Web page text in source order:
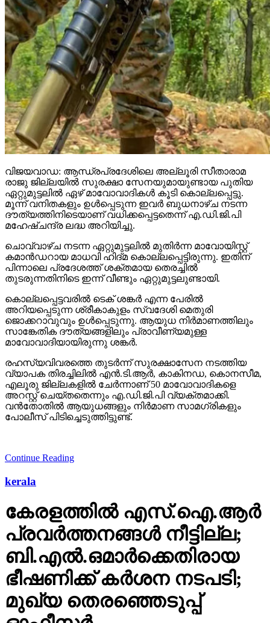
വിജയവാഡ: ആന്ധ്രപ്രദേശിലെ അല്ലൂരി സീതാരാമ
രാജു ജില്ലയില്‍ സുരക്ഷാ സേനയുമായുണ്ടായ പുതിയ
ഏറ്റുമുട്ടലില്‍ ഏഴ് മാവോവാദികള്‍ കൂടി കൊല്ലപ്പെട്ടു.
മൂന്ന് വനിതകളും ഉള്‍പ്പെടുന്ന ഇവര്‍ ബുധനാഴ്ച നടന്ന
ദൗത്യത്തിനിടെയാണ് വധിക്കപ്പെട്ടതെന്ന് എ.ഡി.ജി.പി
മഹേഷ്ചന്ദ്ര ലദ്ധ അറിയിച്ചു.
ചൊവ്വാഴ്ച നടന്ന ഏറ്റുമുട്ടലില്‍ മുതിര്‍ന്ന മാവോയിസ്റ്റ്
കമാന്‍ഡറായ മാധവി ഹിദ്മ കൊല്ലപ്പെട്ടിരുന്നു. ഇതിന്
പിന്നാലെ പ്രദേശത്ത് ശക്തമായ തെരച്ചില്‍
തുടരുന്നതിനിടെ ഇന്ന് വീണ്ടും ഏറ്റുമുട്ടലുണ്ടായി.
കൊല്ലപ്പെട്ടവരില്‍ ടെക് ശങ്കര്‍ എന്ന പേരില്‍
അറിയപ്പെടുന്ന ശ്രീകാകുളം സ്വദേശി മെതുരി
ജൊക്കറാവുവും ഉള്‍പ്പെടുന്നു. ആയുധ നിര്‍മാണത്തിലും
സാങ്കേതിക ദൗത്യങ്ങളിലും പ്രാവീണ്യമുള്ള
മാവോവാദിയായിരുന്നു ശങ്കര്‍.
രഹസ്യവിവരത്തെ തുടര്‍ന്ന് സുരക്ഷാസേന നടത്തിയ
വ്യാപക തിരച്ചിലില്‍ എന്‍.ടി.ആര്‍, കാകിനഡ, കൊനസീമ,
എലൂരു ജില്ലകളില്‍ ചേര്‍ന്നാണ് 50 മാവോവാദികളെ
അറസ്റ്റ് ചെയ്തതെന്നും എ.ഡി.ജി.പി വ്യക്തമാക്കി.
വന്‍തോതില്‍ ആയുധങ്ങളും നിര്‍മാണ സാമഗ്രികളും
പോലീസ് പിടിച്ചെടുത്തിട്ടുണ്ട്.
Continue Reading
kerala
കേരളത്തില്‍ എസ്.ഐ.ആര്‍
പ്രവര്‍ത്തനങ്ങള്‍ നീട്ടില്ല;
ബി.എല്‍.ഒമാര്‍ക്കെതിരായ
ഭീഷണിക്ക് കര്‍ശന നടപടി;
മുഖ്യ തെരഞ്ഞെടുപ്പ്